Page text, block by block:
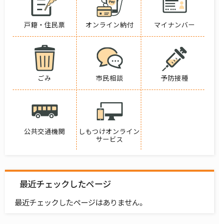
戸籍・住民票 オンライン納付 マイナンバー
ごみ 市民相談 予防接種
公共交通機関
しもつけオンライン
サービス
最近チェックしたページ
最近チェックしたページはありません。